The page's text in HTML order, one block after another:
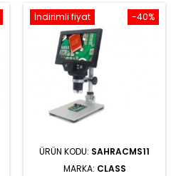
-40%
İndirimli fiyat
ÜRÜN KODU: SAHRACMS11
MARKA: CLASS